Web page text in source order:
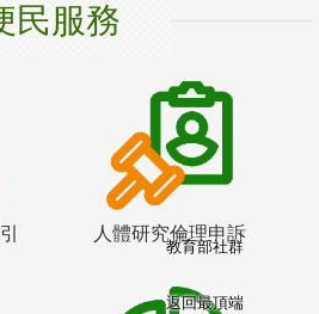
民服務
人體研究倫理申訴
教育部社群
返回最頂端